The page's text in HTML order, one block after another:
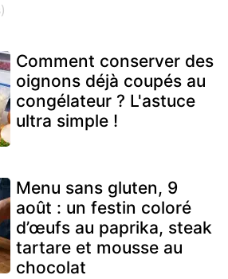
Comment conserver des
oignons déjà coupés au
congélateur ? L'astuce
ultra simple !
Menu sans gluten, 9
août : un festin coloré
d’œufs au paprika, steak
tartare et mousse au
chocolat